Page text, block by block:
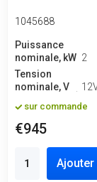
1045688
Puissance
nominale, kW 2
Tension
nominale, V
sur commande
€945
Ajouter